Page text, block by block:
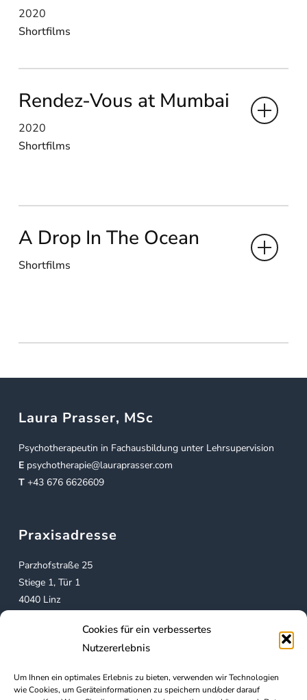
Cookies für ein verbessertes
Nutzererlebnis
Um Ihnen ein optimales Erlebnis zu bieten, verwenden wir Technologien
wie Cookies, um Geräteinformationen zu speichern und/oder darauf
2020
Shortfilms
Rendez-Vous at Mumbai
2020
Shortfilms
A Drop In The Ocean
Shortfilms
Laura Prasser, MSc
Psychotherapeutin in Fachausbildung unter Lehrsupervision
E psychotherapie@lauraprasser.com
T+43 676 6626609
Praxisadresse
Parzhofstraße 25
Stiege 1, Tür 1
4040 Linz
Mein Angebot